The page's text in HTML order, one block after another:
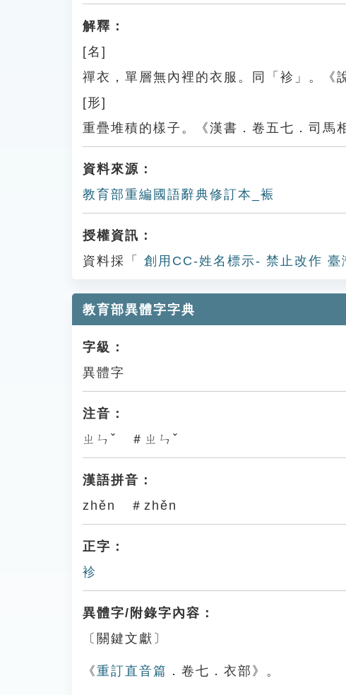
解釋：
[名]
禪衣，單層無內裡的衣服。同「袗」。《
[形]
重疊堆積的樣子。《漢書．卷五七．司馬
資料來源：
教育部重編國語辭典修訂本_裖
授權資訊：
資料採「
創用CC-姓名標示- 禁止改作 臺
教育部異體字字典
字級：
異體字
注音：
ㄓㄣˇ ＃ㄓㄣˇ
漢語拼音：
zhěn ＃zhěn
正字：
袗
異體字/附錄字內容：
〔關鍵文獻〕
《重訂直音篇 ．卷七．衣部》。